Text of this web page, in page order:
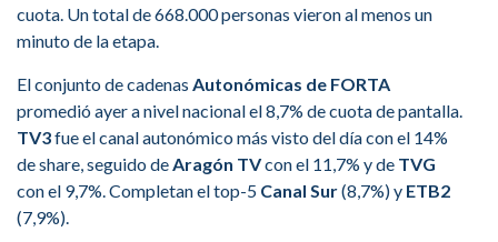
cuota. Un total de 668.000 personas vieron al menos un
minuto de la etapa.
El conjunto de cadenas Autonómicas de FORTA
promedió ayer a nivel nacional el 8,7% de cuota de pantalla.
TV3fue el canal autonómico más visto del día con el 14%
de share, seguido de Aragón TVcon el 11,7% y de TVG
con el 9,7%. Completan el top-5 Canal Sur(8,7%) y ETB2
(7,9%).